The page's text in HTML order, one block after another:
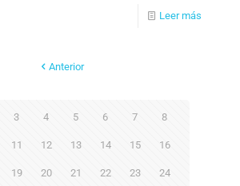
Leer más
Anterior
3 4 5 6 7 8
11 12 13 14 15 16
19 20 21 22 23 24